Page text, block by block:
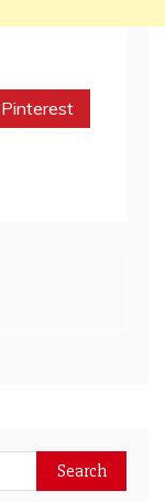
Pinterest